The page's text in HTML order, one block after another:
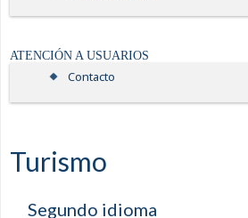
ATENCIÓN A USUARIOS
Contacto
Turismo
Segundo idioma